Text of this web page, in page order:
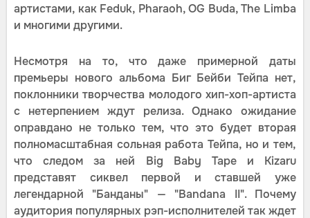
артистами, как Feduk, Pharaoh, OG Buda, The Limba
и многими другими.
Несмотря на то, что даже примерной даты
премьеры нового альбома Биг Бейби Тейпа нет,
поклонники творчества молодого хип-хоп-артиста
с нетерпением ждут релиза. Однако ожидание
оправдано не только тем, что это будет вторая
полномасштабная сольная работа Тейпа, но и тем,
что следом за ней Big Baby Tape и Kizaru
представят сиквел первой и ставшей уже
легендарной "Банданы" — "Bandana II". Почему
аудитория популярных рэп-исполнителей так ждет